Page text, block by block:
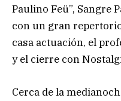
Paulino Feü”, Sangre
con un gran
casa actuación, el
y el cierre con
Cerca de la